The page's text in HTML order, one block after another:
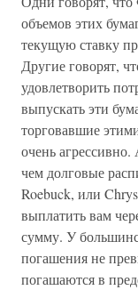
объемов этих
текущую ставку
Другие говорят,
удовлетворить
выпускать эти
торговавшие
очень
чем долговые
Roebuck, или
выплатить вам
сумму. У
погашения не
погашаются в